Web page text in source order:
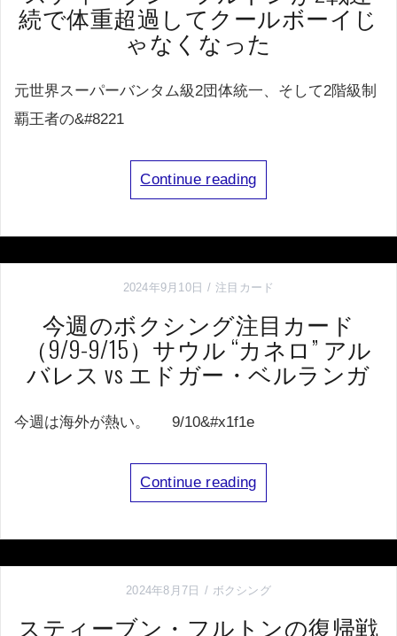
続で体重超過してクールボーイじ
ゃなくなった
元世界スーパーバンタム級2団体統一、そして2階級制
覇王者の&#8221
Continue reading
2024年9月10日 注目カード
今週のボクシング注目カード
（9/9-9/15）サウル “カネロ” アル
バレス vs エドガー・ベルランガ
今週は海外が熱い。 9/10&#x1f1e
Continue reading
2024年8月7日 ボクシング
スティーブン・フルトンの復帰戦